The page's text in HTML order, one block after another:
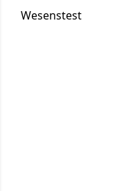
Wesenstest